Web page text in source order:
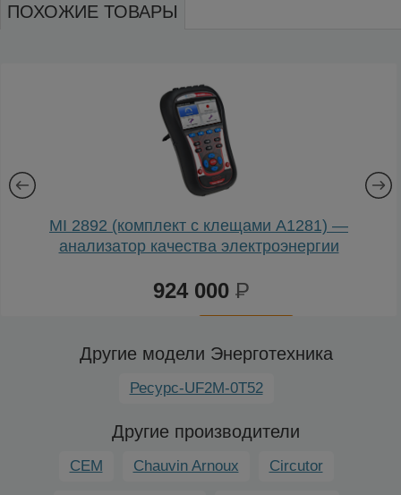
ПОХОЖИЕ ТОВАРЫ
MI 2892 (комплект с клещами А1281) —
анализатор качества электроэнергии
924 000Р
Другие модели Энерготехника
Ресурс-UF2M-0Т52
Другие производители
CEM Chauvin Arnoux Circutor